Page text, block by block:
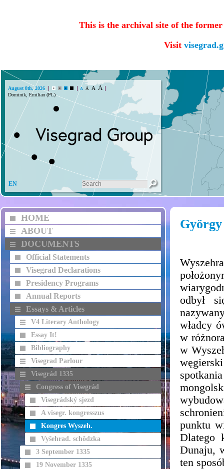
This is the archival site of the
Visit
August 8th, 2026 A A A A
So
EN
HOME
ABOUT
DOCUMENTS
Official Statements
Visegrad Declarations
Presidency Programs
Annual Reports
Essays & Articles
V4 Literary Anthology
Essay It!
Bibliography
Visegrad Parlour
Visegrád 1335
Congress of Visegrád
Visegrádský sjezd
A visegr. kongresszus
Kongres Wyszeh.
Vyšehrad. schôdzka
3 September 1335
19 November 1335
odbył
władcy
w
w
punktu
Dlatego
Dunaju,
ten